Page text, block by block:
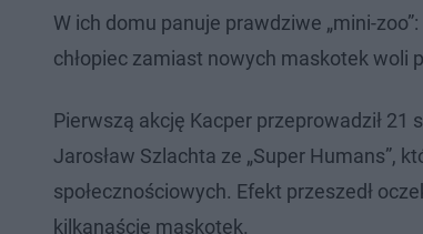
W ich domu panuje prawdziwe „mini-
chłopiec zamiast nowych maskotek woli
Pierwszą akcję Kacper przeprowadził 21
Jarosław Szlachta ze „Super Humans”,
społecznościowych. Efekt przeszedł
kilkanaście maskotek.